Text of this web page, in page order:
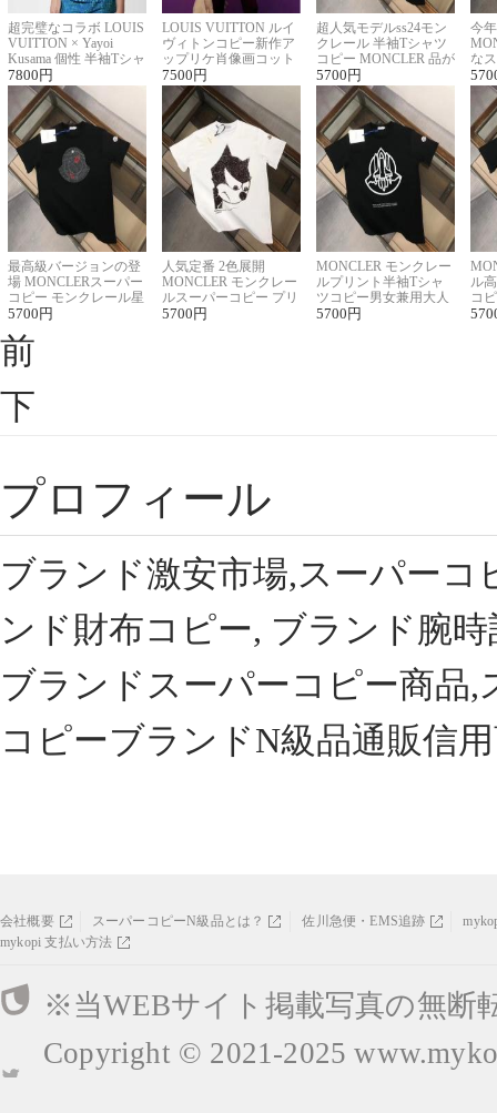
超完璧なコラボ LOUIS
VUITTON × Yayoi
Kusama 個性 半袖Tシャ
ツコピー男女兼用
7800 円
LOUIS VUITTON ルイ
ヴィトンコピー新作ア
ップリケ肖像画コット
ンニット半袖Tシャツ
7500 円
超人気モデルss24モン
クレール 半袖Tシャツ
コピー MONCLER 品が
良く見た目
5700 円
今
な
ル
最高級バージョンの登
場 MONCLERスーパー
コピー モンクレール星
座半袖Tシャツ
5700 円
人気定番 2色展開
MONCLER モンクレー
ルスーパーコピー プリ
ント半袖Tシャツ
5700 円
MONCLER モンクレー
ルプリント半袖Tシャ
ツコピー男女兼用大人
可愛い春夏コーデ
5700 円
ル
コ
ィ
前
下
プロフィール
ブランド激安市場,スーパー
ンド財布コピー, ブランド腕
ブランドスーパーコピー商品
コピーブランドN級品通販信
会社概要 スーパーコピーN級品とは？ 佐川急便・EMS追跡
mykopi 支払い方法
※当WEBサイト掲載写真の無断
Copyright © 2021-2025